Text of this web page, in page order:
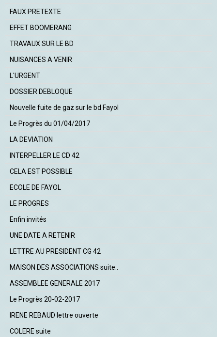
FAUX PRETEXTE
EFFET BOOMERANG
TRAVAUX SUR LE BD
NUISANCES A VENIR
L'URGENT
DOSSIER DEBLOQUE
Nouvelle fuite de gaz sur le bd Fayol
Le Progrès du 01/04/2017
LA DEVIATION
INTERPELLER LE CD 42
CELA EST POSSIBLE
ECOLE DE FAYOL
LE PROGRES
Enfin invités
UNE DATE A RETENIR
LETTRE AU PRESIDENT CG 42
MAISON DES ASSOCIATIONS suite..
ASSEMBLEE GENERALE 2017
Le Progrès 20-02-2017
IRENE REBAUD lettre ouverte
COLERE suite